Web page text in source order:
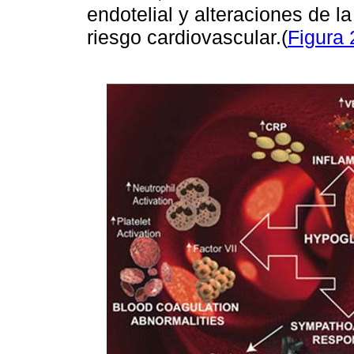
endotelial y alteraciones de
riesgo cardiovascular.(Figura